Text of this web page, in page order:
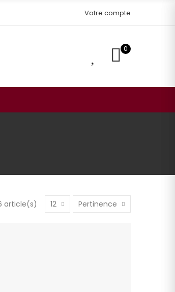
Votre compte
0
article(s) 12 Pertinence